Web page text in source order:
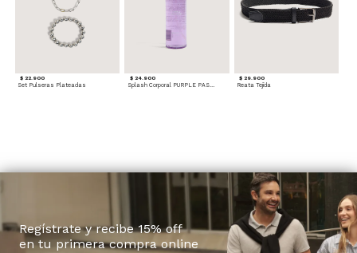
$ 22.900
Set Pulseras Plateadas
$ 24.900
Splash Corporal PURPLE PASSION - Floral
$ 29.900
Reata Tejida
Regístrate y recibe 15% off
en tu primera compra online